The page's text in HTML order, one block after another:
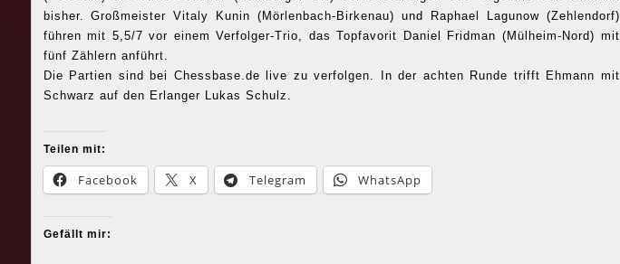
bisher. Großmeister Vitaly Kunin (Mörlenbach-Birkenau) und Raphael Lagunow (Zehlendorf)
führen mit 5,5/7 vor einem Verfolger-Trio, das Topfavorit Daniel Fridman (Mülheim-Nord) mit
fünf Zählern anführt.
Die Partien sind bei Chessbase.de live zu verfolgen. In der achten Runde trifft Ehmann mit
Schwarz auf den Erlanger Lukas Schulz.
Teilen mit:
Facebook X Telegram WhatsApp
Gefällt mir: